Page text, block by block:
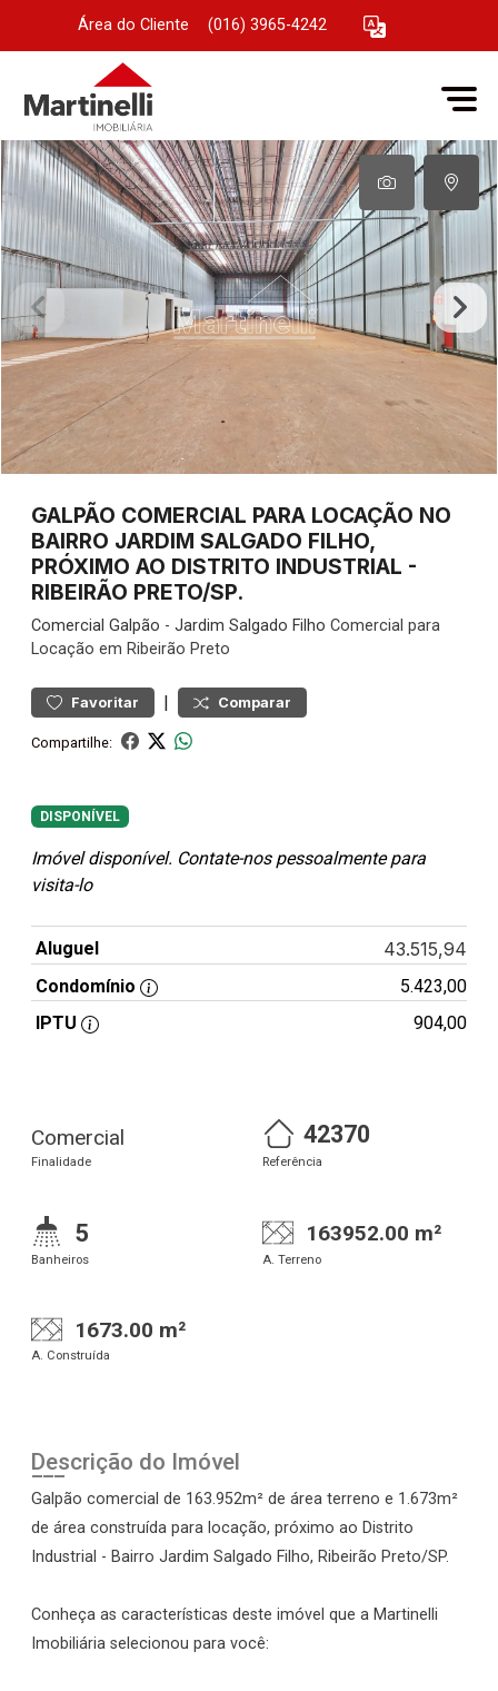
Área do Cliente (016) 3965-4242
GALPÃO COMERCIAL PARA LOCAÇÃO NO
BAIRRO JARDIM SALGADO FILHO,
PRÓXIMO AO DISTRITO INDUSTRIAL -
RIBEIRÃO PRETO/SP.
Comercial Galpão - Jardim Salgado Filho Comercial para
Locação em Ribeirão Preto
Favoritar | Comparar
Compartilhe:
DISPONÍVEL
Imóvel disponível. Contate-nos pessoalmente para
visita-lo
Aluguel 43.515,94
Condomínio
5.423,00
IPTU
904,00
Comercial
Finalidade
42370
Referência
5
Banheiros
163952.00 m²
A. Terreno
1673.00 m²
A. Construída
Descrição do Imóvel
Galpão comercial de 163.952m² de área terreno e 1.673m²
de área construída para locação, próximo ao Distrito
Industrial - Bairro Jardim Salgado Filho, Ribeirão Preto/SP.
Conheça as características deste imóvel que a Martinelli
Imobiliária selecionou para você: